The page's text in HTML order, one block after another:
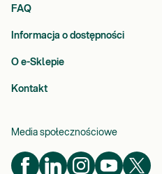
FAQ
Informacja o dostępności
O e-Sklepie
Kontakt
Media społecznościowe